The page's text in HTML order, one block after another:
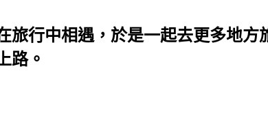
旅行中相遇，於是一起去更多地
路。